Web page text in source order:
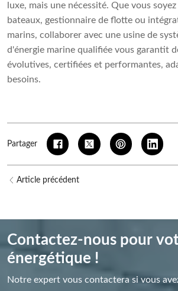
luxe, mais une nécessité. Que vous
bateaux, gestionnaire de flotte ou
marins, collaborer avec une usine de
d'énergie marine qualifiée vous garantit
évolutives, certifiées et performantes,
besoins.
Partager
Article précédent
Contactez-nous pour
énergétique !
Notre expert vous contactera si vous